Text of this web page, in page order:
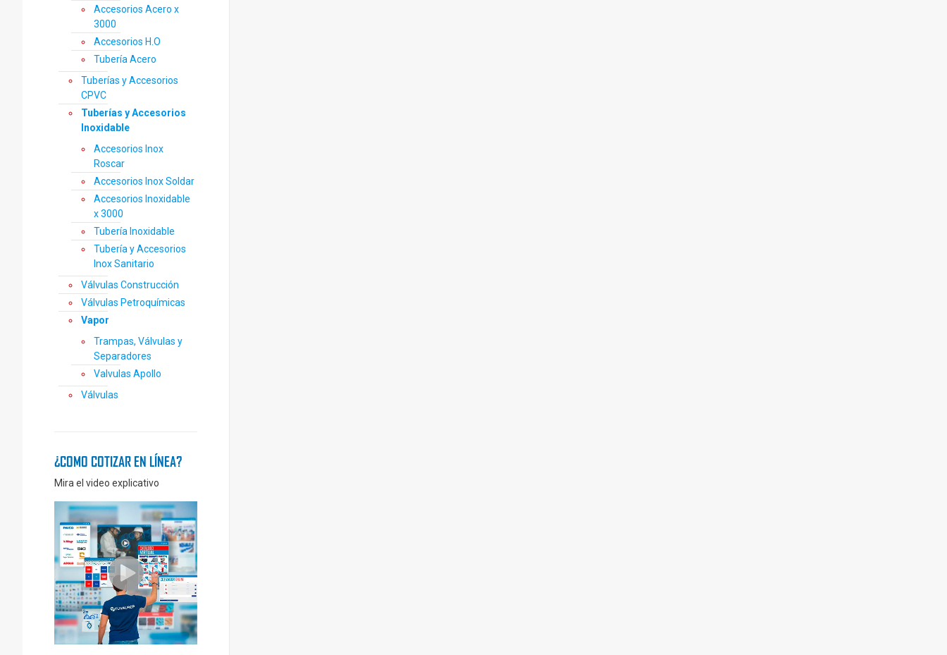
Accesorios Acero x
3000
Accesorios H.O
Tubería Acero
Tuberías y Accesorios
CPVC
Tuberías y Accesorios
Inoxidable
Accesorios Inox
Roscar
Accesorios Inox Soldar
Accesorios Inoxidable
x 3000
Tubería Inoxidable
Tubería y Accesorios
Inox Sanitario
Válvulas Construcción
Válvulas Petroquímicas
Vapor
Trampas, Válvulas y
Separadores
Valvulas Apollo
Válvulas
¿COMO COTIZAR EN LÍNEA?
Mira el video explicativo